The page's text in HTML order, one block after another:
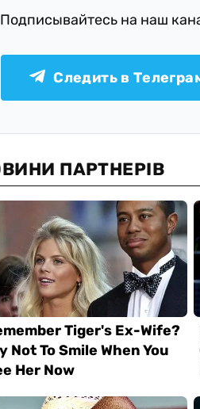
Подписывайтесь на наш
Следить в